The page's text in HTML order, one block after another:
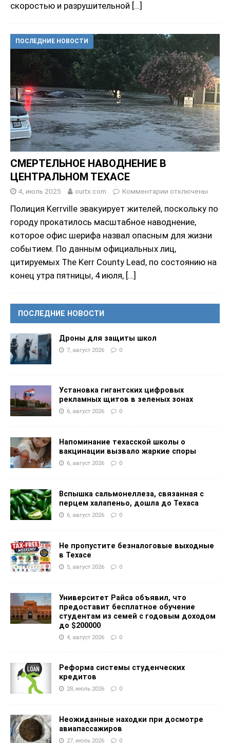
скоростью и разрушительной […]
ПОСЛЕДНИЕ НОВОСТИ
СМЕРТЕЛЬНОЕ НАВОДНЕНИЕ В
ЦЕНТРАЛЬНОМ ТЕХАСЕ
4, июль 2025 ourtx.com Комментарии отключены
Полиция Kerrville эвакуирует жителей, поскольку по
городу прокатилось масштабное наводнение,
которое офис шерифа назвал опасным для жизни
событием. По данным официальных лиц,
цитируемых The Kerr County Lead, по состоянию на
конец утра пятницы, 4 июля, […]
ПОСЛЕДНИЕ НОВОСТИ
Дроны для защиты школ
7, август 2026 0
Установка гигантских цифровых
рекламных щитов в зеленых зонах
6, август 2026 0
Напоминание техасской школы о
вакцинации вызвало жаркие споры
6, август 2026 0
Вспышка сальмонеллеза, связанная с
перцем халапеньо, дошла до Техаса
6, август 2026 0
Не пропустите безналоговые выходные
в Техасе
5, август 2026 0
Университет Райса объявил, что
предоставит бесплатное обучение
студентам из семей с годовым доходом
до $200000
4, август 2026 0
Реформа системы студенческих
кредитов
28, июль 2026 0
Неожиданные находки при досмотре
авиапассажиров
27, июль 2026 0